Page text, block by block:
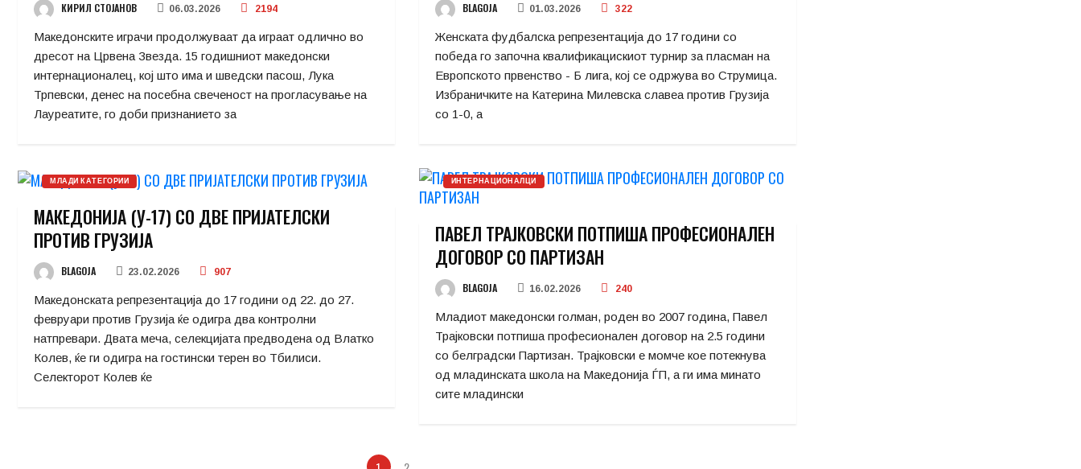
КИРИЛ СТОЈАНОВ 06.03.2026 2194
Македонските играчи продолжуваат да играат одлично во
дресот на Црвена Звезда. 15 годишниот македонски
интернационалец, кој што има и шведски пасош, Лука
Трпевски, денес на посебна свеченост на прогласување на
Лауреатите, го доби признанието за
BLAGOJA 01.03.2026 322
Женската фудбалска репрезентација до 17 години со
победа го започна квалификацискиот турнир за пласман на
Европското првенство - Б лига, кој се одржува во Струмица.
Избраничките на Катерина Милевска славеа против Грузија
со 1-0, а
МЛАДИ КАТЕГОРИИ
МАКЕДОНИЈА (У-17) СО ДВЕ ПРИЈАТЕЛСКИ
ПРОТИВ ГРУЗИЈА
BLAGOJA 23.02.2026 907
Македонската репрезентација до 17 години од 22. до 27.
февруари против Грузија ќе одигра два контролни
натпревари. Двата меча, селекцијата предводена од Влатко
Колев, ќе ги одигра на гостински терен во Тбилиси.
Селекторот Колев ќе
ИНТЕРНАЦИОНАЛЦИ
ПАВЕЛ ТРАЈКОВСКИ ПОТПИША ПРОФЕСИОНАЛЕН
ДОГОВОР СО ПАРТИЗАН
BLAGOJA 16.02.2026 240
Младиот македонски голман, роден во 2007 година, Павел
Трајковски потпиша професионален договор на 2.5 години
со белградски Партизан. Трајковски е момче кое потекнува
од младинската школа на Македонија ЃП, а ги има минато
сите младински